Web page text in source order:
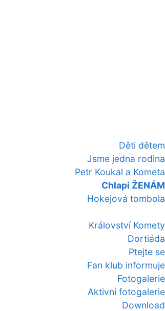
Děti dětem
Jsme jedna rodina
Petr Koukal a Kometa
Chlapi ŽENÁM
Hokejová tombola
Království Komety
Dortiáda
Ptejte se
Fan klub informuje
Fotogalerie
Aktivní fotogalerie
Download